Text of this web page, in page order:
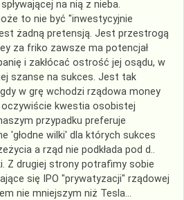
na nią z nieba.
to nie być "inwestycyjnie
żadną pretensją. Jest przestrogą
za friko zawsze ma potencjał
i zakłócać ostrość jej osądu, w
szanse na sukces. Jest tak
w grę wchodzi rządowa money
kwestia osobistej
przypadku preferuje
'głodne wilki' dla których sukces
a rząd nie podkłada pod d..
Z drugiej strony potrafimy sobie
się IPO "prywatyzacji" rządowej
nie mniejszym niż Tesla…